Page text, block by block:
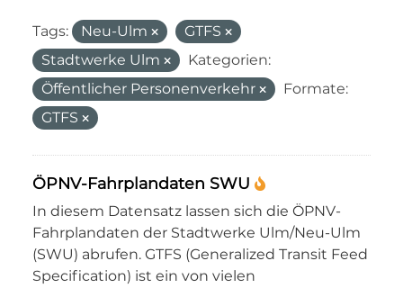
Tags: Neu-Ulm
GTFS
Stadtwerke Ulm
Kategorien:
Öffentlicher Personenverkehr
Formate:
GTFS
ÖPNV-Fahrplandaten SWU
In diesem Datensatz lassen sich die ÖPNV-
Fahrplandaten der Stadtwerke Ulm/Neu-Ulm
(SWU) abrufen. GTFS (Generalized Transit Feed
Specification) ist ein von vielen